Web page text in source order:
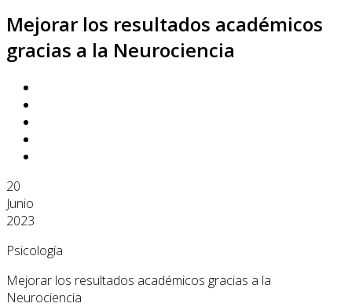
Mejorar los resultados académicos
gracias a la Neurociencia
20
Junio
2023
Psicología
Mejorar los resultados académicos gracias a la
Neurociencia